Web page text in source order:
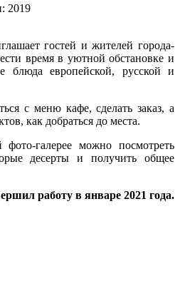
2019
гостей и жителей города-
время в уютной обстановке и
блюда европейской, русской и
с меню кафе, сделать заказ, а
как добраться до места.
галерее можно посмотреть
десерты и получить общее
работу в январе 2021 года.